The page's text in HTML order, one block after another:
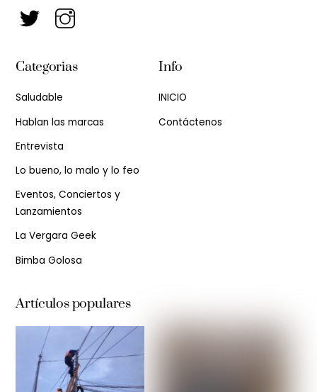
Categorias
Saludable
Hablan las marcas
Entrevista
Lo bueno, lo malo y lo feo
Eventos, Conciertos y
Lanzamientos
La Vergara Geek
Bimba Golosa
Info
INICIO
Contáctenos
Artículos populares